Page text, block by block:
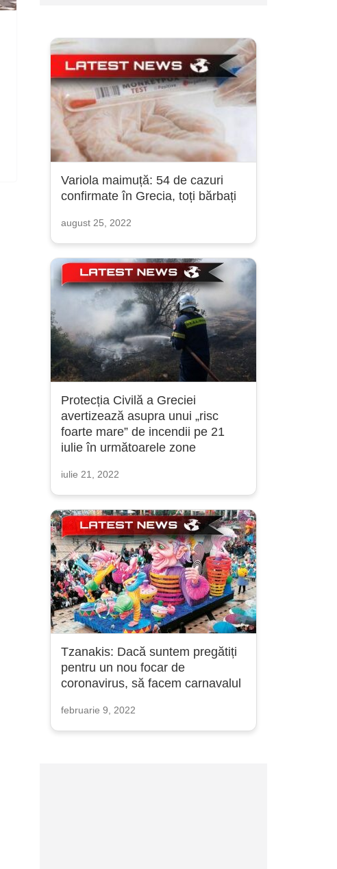
Variola maimuță: 54 de cazuri
confirmate în Grecia, toți bărbați
august 25, 2022
Protecția Civilă a Greciei
avertizează asupra unui „risc
foarte mare” de incendii pe 21
iulie în următoarele zone
iulie 21, 2022
Tzanakis: Dacă suntem pregătiți
pentru un nou focar de
coronavirus, să facem carnavalul
februarie 9, 2022